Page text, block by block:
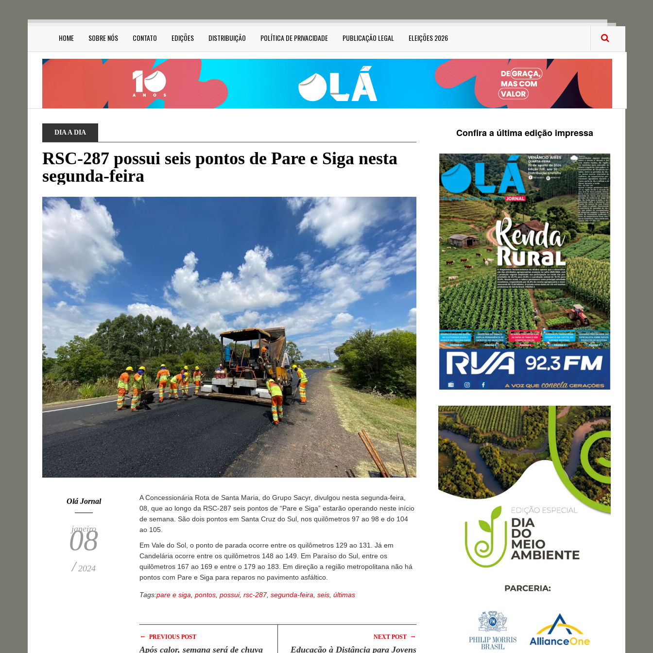
HOME SOBRE NÓS CONTATO EDIÇÕES DISTRIBUIÇÃO POLÍTICA DE PRIVACIDADE PUBLICAÇÃO LEGAL ELEIÇÕES 2026
DIA A DIA
RSC-287 possui seis pontos de Pare e Siga nesta
segunda-feira
Olá Jornal
janeiro
08
/2024
A Concessionária Rota de Santa Maria, do Grupo Sacyr, divulgou nesta segunda-feira,
08, que ao longo da RSC-287 seis pontos de “Pare e Siga” estarão operando neste início
de semana. São dois pontos em Santa Cruz do Sul, nos quilômetros 97 ao 98 e do 104
ao 105.
Em Vale do Sol, o ponto de parada ocorre entre os quilômetros 129 ao 131. Já em
Candelária ocorre entre os quilômetros 148 ao 149. Em Paraíso do Sul, entre os
quilômetros 167 ao 169 e entre o 179 ao 183. Em direção a região metropolitana não há
pontos com Pare e Siga para reparos no pavimento asfáltico.
Tags:pare e siga pontos possui, rsc-287, segunda-feira seis últimas
← PREVIOUS POST
Após calor, semana será de chuva
NEXT POST →
Educação à Distância para Jovens
Confira a última edição impressa